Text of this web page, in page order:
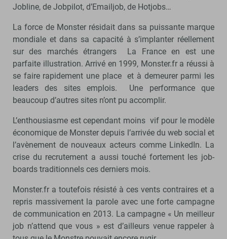
Jobline, de Jobpilot, d’Emailjob, de Hotjobs…
La force de Monster résidait dans sa puissante marque
mondiale et dans sa capacité à s’implanter réellement
sur des marchés étrangers La France en est une
parfaite illustration. Arrivé en 1999, Monster.fr a réussi à
se faire rapidement une place et à demeurer parmi les
leaders des sites emplois. Une performance que
beaucoup d’autres sites n’ont pu accomplir.
L’enthousiasme est cependant moins vif pour le modèle
économique de Monster depuis l’arrivée du web social et
l’avènement de nouveaux acteurs comme LinkedIn. La
crise du recrutement a aussi touché fortement les job-
boards traditionnels ces derniers mois.
Monster.fr a toutefois résisté à ces vents contraires et a
repris massivement la parole avec une forte campagne
de communication en 2013. La campagne « Un meilleur
job n’attend que vous » est d’ailleurs venue rappeler à